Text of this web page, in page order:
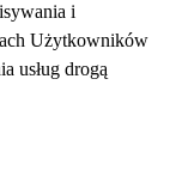
i
Użytkowników
usług drogą